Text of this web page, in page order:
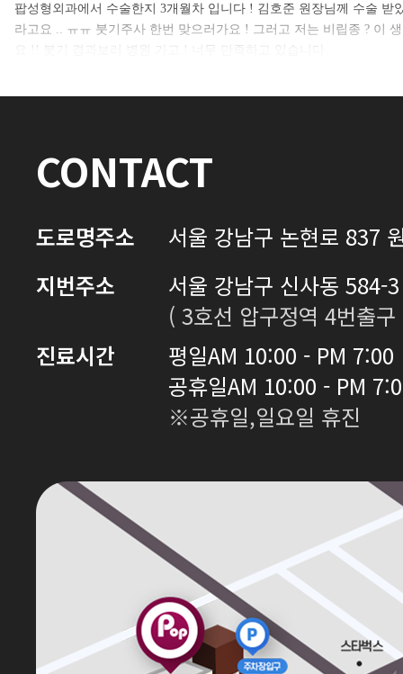
셀카후기 전체 내용은
로그인 후 확인하실 수 있습니다.
팝성형외과에서 수술한지 3개월차 입니다 ! 김호준 원장님께 수술 받
라고요 .. ㅠㅠ 붓기주사 한번 맞으러가요 ! 그러고 저는 비립종 ? 이
요 !! 붓기 경과보러 병원 가고 ! 너무 만족하고 있습니다
CONTACT
도로명주소
서울 강남구 논현로 837
지번주소
서울 강남구 신사동 584-
( 3호선 압구정역 4번출
진료시간
평일AM 10:00 - PM 7:00
공휴일AM 10:00 - PM
※공휴일,일요일 휴진